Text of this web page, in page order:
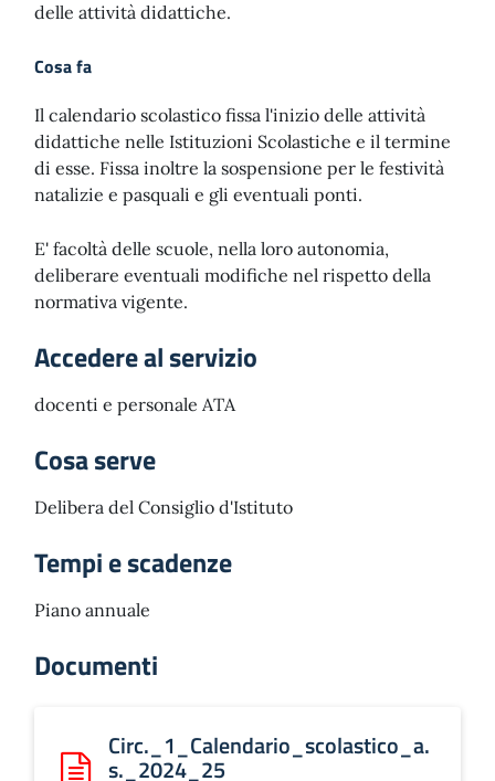
delle attività didattiche.
Cosa fa
Il calendario scolastico fissa l'inizio delle attività
didattiche nelle Istituzioni Scolastiche e il termine
di esse. Fissa inoltre la sospensione per le festività
natalizie e pasquali e gli eventuali ponti.
E' facoltà delle scuole, nella loro autonomia,
deliberare eventuali modifiche nel rispetto della
normativa vigente.
Accedere al servizio
docenti e personale ATA
Cosa serve
Delibera del Consiglio d'Istituto
Tempi e scadenze
Piano annuale
Documenti
Circ._1_Calendario_scolastico_a.
s._2024_25